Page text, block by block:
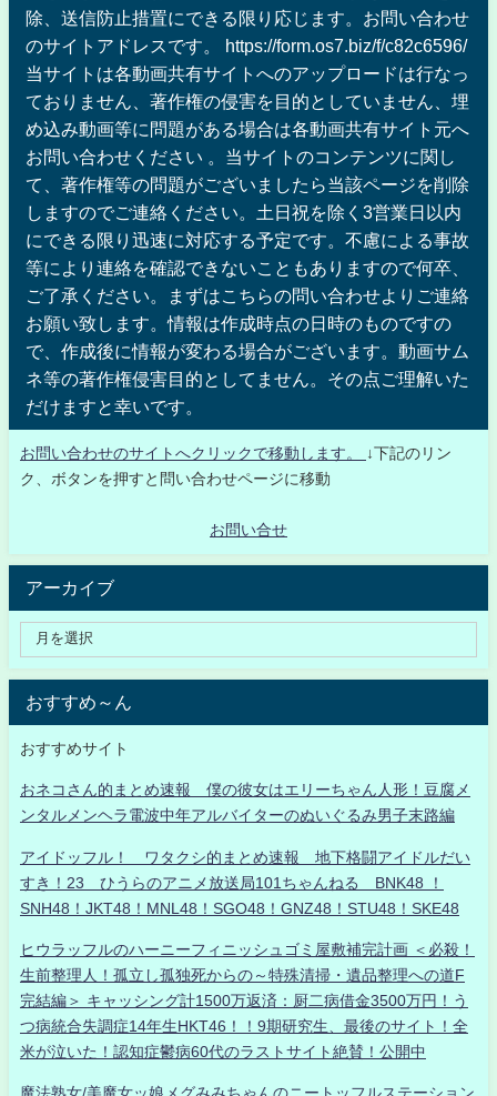
除、送信防止措置にできる限り応じます。お問い合わせ
のサイトアドレスです。 https://form.os7.biz/f/c82c6596/
当サイトは各動画共有サイトへのアップロードは行なっ
ておりません、著作権の侵害を目的としていません、埋
め込み動画等に問題がある場合は各動画共有サイト元へ
お問い合わせください 。当サイトのコンテンツに関し
て、著作権等の問題がございましたら当該ページを削除
しますのでご連絡ください。土日祝を除く3営業日以内
にできる限り迅速に対応する予定です。不慮による事故
等により連絡を確認できないこともありますので何卒、
ご了承ください。まずはこちらの問い合わせよりご連絡
お願い致します。情報は作成時点の日時のものですの
で、作成後に情報が変わる場合がございます。動画サム
ネ等の著作権侵害目的としてません。その点ご理解いた
だけますと幸いです。
お問い合わせのサイトへクリックで移動します。
↓下記のリン
ク、ボタンを押すと問い合わせページに移動
お問い合せ
アーカイブ
おすすめ～ん
おすすめサイト
おネコさん的まとめ速報 僕の彼女はエリーちゃん人形！豆腐メ
ンタルメンヘラ電波中年アルバイターのぬいぐるみ男子末路編
アイドッフル！ ワタクシ的まとめ速報 地下格闘アイドルだい
すき！23 ひうらのアニメ放送局101ちゃんねる BNK48 ！
SNH48！JKT48！MNL48！SGO48！GNZ48！STU48！SKE48
ヒウラッフルのハーニーフィニッシュゴミ屋敷補完計画 ＜必殺！
生前整理人！孤立し孤独死からの～特殊清掃・遺品整理への道F
完結編＞ キャッシング計1500万返済：厨二病借金3500万円！う
つ病統合失調症14年生HKT46！！9期研究生、最後のサイト！全
米が泣いた！認知症鬱病60代のラストサイト絶賛！公開中